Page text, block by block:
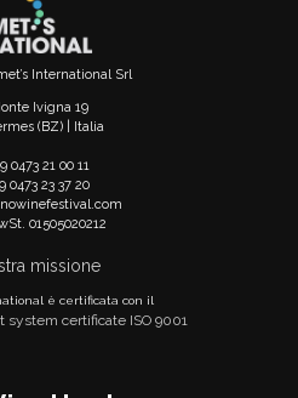
International Srl
Ivigna 19
(BZ) | Italia
0473 21 00 11
0473 23 37 20
01505020212
missione
è certificata con il
certificate ISO 9001